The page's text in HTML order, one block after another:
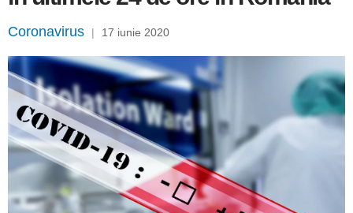
Coronavirus | 17 iunie 2020